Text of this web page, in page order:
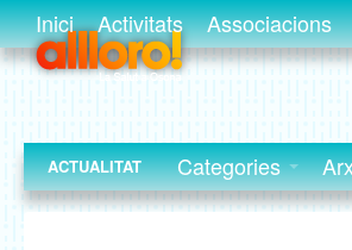
Inici Activitats Associacions
ACTUALITAT Categories